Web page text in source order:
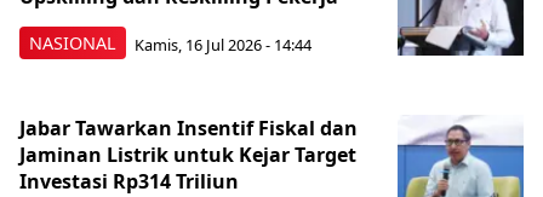
NASIONAL Kamis, 16 Jul 2026 - 14:44
Jabar Tawarkan Insentif Fiskal dan
Jaminan Listrik untuk Kejar Target
Investasi Rp314 Triliun